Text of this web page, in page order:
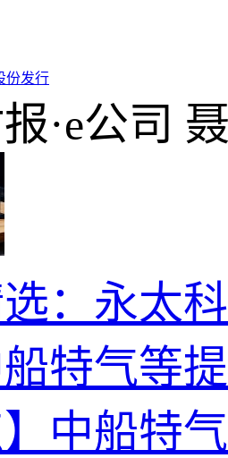
份发行
·e公司
：永太
特气等
】中船特